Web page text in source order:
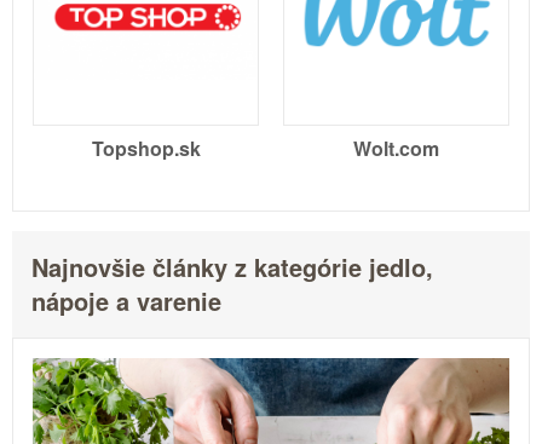
Topshop.sk Wolt.com
Najnovšie články z kategórie jedlo,
nápoje a varenie